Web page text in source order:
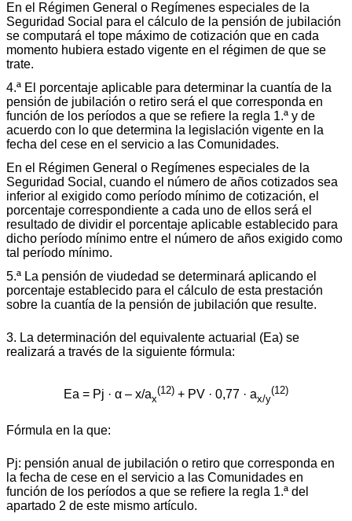
En el Régimen General o Regímenes especiales de la
Seguridad Social para el cálculo de la pensión de jubilación
se computará el tope máximo de cotización que en cada
momento hubiera estado vigente en el régimen de que se
trate.
4.ª El porcentaje aplicable para determinar la cuantía de la
pensión de jubilación o retiro será el que corresponda en
función de los períodos a que se refiere la regla 1.ª y de
acuerdo con lo que determina la legislación vigente en la
fecha del cese en el servicio a las Comunidades.
En el Régimen General o Regímenes especiales de la
Seguridad Social, cuando el número de años cotizados sea
inferior al exigido como período mínimo de cotización, el
porcentaje correspondiente a cada uno de ellos será el
resultado de dividir el porcentaje aplicable establecido para
dicho período mínimo entre el número de años exigido como
tal período mínimo.
5.ª La pensión de viudedad se determinará aplicando el
porcentaje establecido para el cálculo de esta prestación
sobre la cuantía de la pensión de jubilación que resulte.
3. La determinación del equivalente actuarial (Ea) se
realizará a través de la siguiente fórmula:
Ea = Pj · α – x/ax
(12) + PV · 0,77 · ax/y
(12)
Fórmula en la que:
Pj: pensión anual de jubilación o retiro que corresponda en
la fecha de cese en el servicio a las Comunidades en
función de los períodos a que se refiere la regla 1.ª del
apartado 2 de este mismo artículo.